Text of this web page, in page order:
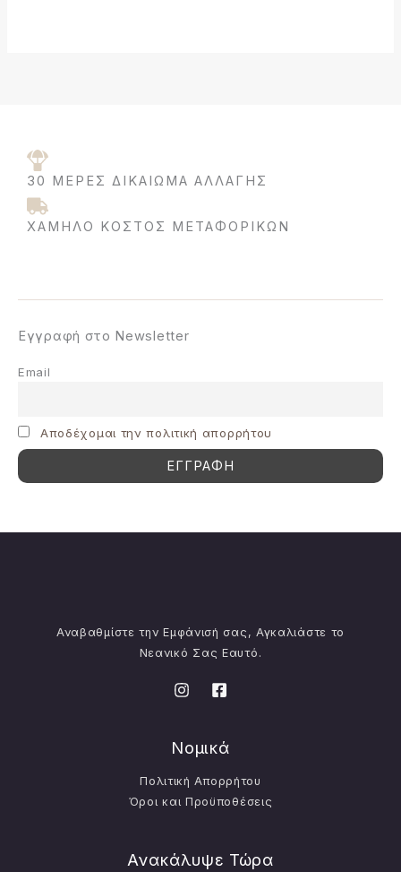
30 ΜΈΡΕΣ ΔΙΚΑΊΩΜΑ ΑΛΛΑΓΉΣ
ΧΑΜΗΛΌ ΚΌΣΤΟΣ ΜΕΤΑΦΟΡΙΚΩΝ
Εγγραφή στο Newsletter
Email
Aποδέχομαι την πολιτική απορρήτου
Αναβαθμίστε την Εμφάνισή σας, Αγκαλιάστε το
Νεανικό Σας Εαυτό.
Νομικά
Πολιτική Απορρήτου
Όροι και Προϋποθέσεις
Ανακάλυψε Τώρα